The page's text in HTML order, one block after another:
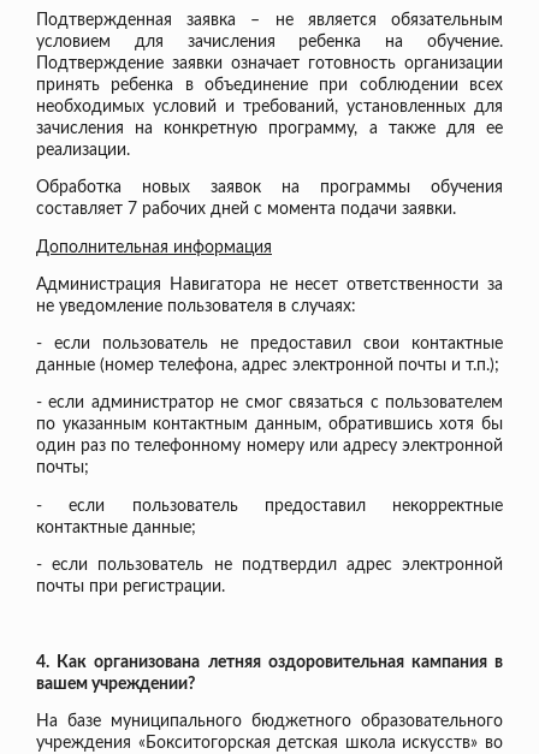
Подтвержденная заявка – не является обязательным
условием для зачисления ребенка на обучение.
Подтверждение заявки означает готовность организации
принять ребенка в объединение при соблюдении всех
необходимых условий и требований, установленных для
зачисления на конкретную программу, а также для ее
реализации.
Обработка новых заявок на программы обучения
составляет 7 рабочих дней с момента подачи заявки.
Дополнительная информация
Администрация Навигатора не несет ответственности за
не уведомление пользователя в случаях:
- если пользователь не предоставил свои контактные
данные (номер телефона, адрес электронной почты и т.п.);
- если администратор не смог связаться с пользователем
по указанным контактным данным, обратившись хотя бы
один раз по телефонному номеру или адресу электронной
почты;
- если пользователь предоставил некорректные
контактные данные;
- если пользователь не подтвердил адрес электронной
почты при регистрации.
4. Как организована летняя оздоровительная кампания в
вашем учреждении?
На базе муниципального бюджетного образовательного
учреждения «Бокситогорская детская школа искусств» во